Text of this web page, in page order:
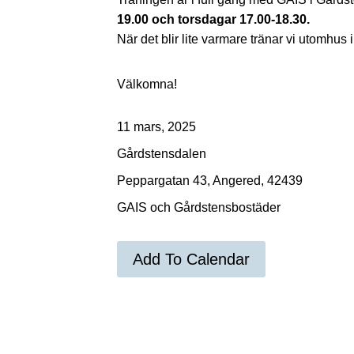
19.00 och torsdagar 17.00-18.30.
När det blir lite varmare tränar vi utomhus
Välkomna!
11 mars, 2025
Gårdstensdalen
Peppargatan 43, Angered, 42439
GAIS och Gårdstensbostäder
Add To Calendar